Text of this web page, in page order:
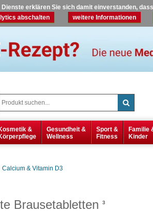
erklären Sie sich damit einverstanden,
abschalten
weitere Informationen
&
Gesundheit &
Wellness
Sport &
Fitness
Familie
Kinder
Calcium & Vitamin D3
Brausetabletten 3